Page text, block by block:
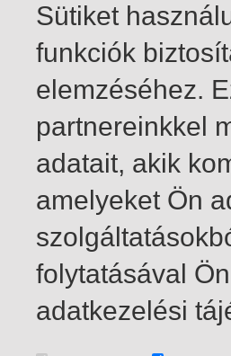
1-1 / összesen 1 találat
Sütiket
funkciók
elemzéséhez.
partnereinkkel
adatait, akik
amelyeket Ön
folytatásával
adatkezelési